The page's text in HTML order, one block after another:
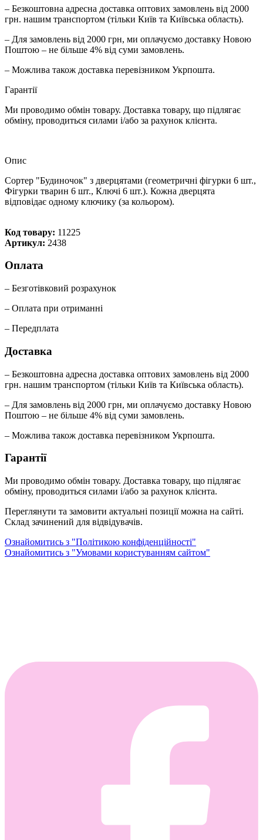
– Безкоштовна адресна доставка оптових замовлень від 2000
грн. нашим транспортом (тільки Київ та Київська область).
– Для замовлень від 2000 грн, ми оплачуємо доставку Новою
Поштою – не більше 4% від суми замовлень.
– Можлива також доставка перевізником Укрпошта.
Гарантії
Ми проводимо обмін товару. Доставка товару, що підлягає
обміну, проводиться силами і/або за рахунок клієнта.
Опис
Сортер "Будиночок" з дверцятами (геометричні фігурки 6 шт.,
Фігурки тварин 6 шт., Ключі 6 шт.). Кожна дверцята
відповідає одному ключику (за кольором).
Код товару: 11225
Артикул: 2438
Оплата
– Безготівковий розрахунок
– Оплата при отриманні
– Передплата
Доставка
– Безкоштовна адресна доставка оптових замовлень від 2000
грн. нашим транспортом (тільки Київ та Київська область).
– Для замовлень від 2000 грн, ми оплачуємо доставку Новою
Поштою – не більше 4% від суми замовлень.
– Можлива також доставка перевізником Укрпошта.
Гарантії
Ми проводимо обмін товару. Доставка товару, що підлягає
обміну, проводиться силами і/або за рахунок клієнта.
Переглянути та замовити актуальні позиції можна на сайті.
Склад зачинений для відвідувачів.
Ознайомитись з "Політикою конфіденційності"
Ознайомитись з "Умовами користуванням сайтом"